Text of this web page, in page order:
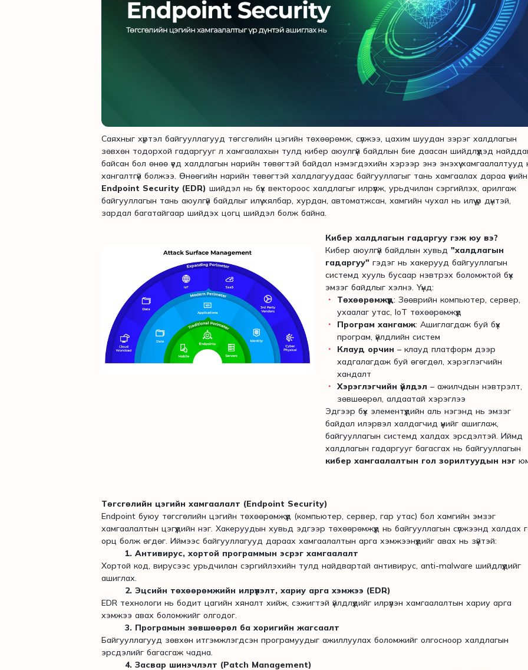
Саяхныг хүртэл байгууллагууд төгсгөлийн цэгийн төхөөрөмж, сүлжээ, цахим шуудан зэрэг халдлагын
зөвхөн тодорхой гадаргууг л хамгаалахын тулд кибер аюулгүй байдлын бие даасан шийдлүүдэд
байсан бол өнөө үед халдлагын нарийн төвөгтэй байдал нэмэгдэхийн хэрээр энэ энэхүү хамгаалалтууд
хангалтгүй болжээ. Өнөөгийн нарийн төвөгтэй халдлагуудаас байгууллагыг тань хамгаалах дараа үеийн
Endpoint Security (EDR) шийдэл нь бүх вектороос халдлагыг илрүүлж, урьдчилан сэргийлэх, арилгаж
байгууллагын тань аюулгүй байдлыг илүү хялбар, хурдан, автоматжсан, хамгийн чухал нь илүү үр дүнтэй,
зардал багатайгаар шийдэх цогц шийдэл болж байна.
Кибер халдлагын гадаргуу гэж юу вэ?
Кибер аюулгүй байдлын хувьд "халдлагын
гадаргуу" гэдэг нь хакерууд байгууллагын
системд хууль бусаар нэвтрэх боломжтой бүх
эмзэг байдлыг хэлнэ. Үүнд:
Төхөөрөмжүүд: Зөөврийн компьютер, сервер,
ухаалаг утас, IoT төхөөрөмжүүд
Програм хангамж: Ашиглагдаж буй бүх
програм, үйлдлийн систем
Клауд орчин – клауд платформ дээр
хадгалагдаж буй өгөгдөл, хэрэглэгчийн
хандалт
Хэрэглэгчийн үйлдэл – ажилчдын нэвтрэлт,
зөвшөөрөл, алдаатай хэрэглээ
Эдгээр бүх элементүүдийн аль нэгэнд нь эмзэг
байдал илэрвэл халдагчид үүнийг ашиглаж,
байгууллагын системд халдах эрсдэлтэй. Иймд
халдлагын гадаргууг багасгах нь байгууллагын
кибер хамгаалалтын гол зорилтуудын нэг
Төгсгөлийн цэгийн хамгаалалт (Endpoint Security)
Endpoint буюу төгсгөлийн цэгийн төхөөрөмжүүд (компьютер, сервер, гар утас) бол хамгийн эмзэг
хамгаалалтын цэгүүдийн нэг. Хакеруудын хувьд эдгээр төхөөрөмжүүд нь байгууллагын сүлжээнд халдах
орц болж өгдөг. Иймээс байгууллагууд дараах хамгаалалтын арга хэмжээнүүдийг авах нь зүйтэй:
1. Антивирус, хортой программын эсрэг хамгаалалт
Хортой код, вирусээс урьдчилан сэргийлэхийн тулд найдвартай антивирус, anti-malware шийдлүүдийг
ашиглах.
2. Эцсийн төхөөрөмжийн илрүүлэлт, хариу арга хэмжээ (EDR)
EDR технологи нь бодит цагийн хяналт хийж, сэжигтэй үйлдлүүдийг илрүүлэн хамгаалалтын хариу арга
хэмжээ авах боломжийг олгодог.
3. Програмын зөвшөөрөл ба хоригийн жагсаалт
Байгууллагууд зөвхөн итгэмжлэгдсэн програмуудыг ажиллуулах боломжийг олгосноор халдлагын
эрсдэлийг багасгаж чадна.
4. Засвар шинэчлэлт (Patch Management)